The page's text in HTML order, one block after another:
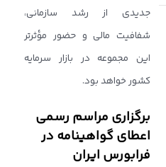
جدیدی از رشد سازمانی،
شفافیت مالی و حضور مؤثرتر
این مجموعه در بازار سرمایه
کشور خواهد بود.
برگزاری مراسم رسمی
اعطای گواهینامه در
فرابورس ایران